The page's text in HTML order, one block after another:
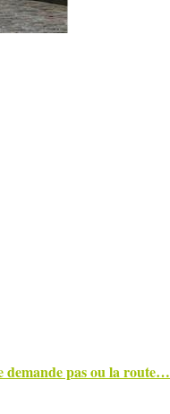
demande pas ou la route…